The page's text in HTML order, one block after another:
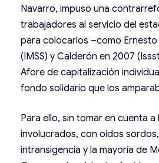
Navarro, impuso una
trabajadores al servicio del
para colocarlos –como Ernesto
(IMSS) y Calderón en 2007
Afore de capitalización
fondo solidario que los
Para ello, sin tomar en cuenta a
involucrados, con oídos
intransigencia y la mayoría de